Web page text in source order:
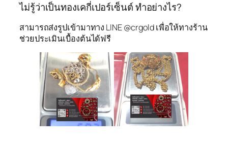
ไม่รู้ว่าเป็นทองเคกี่เปอร์เซ็นต์ ทำอย่างไร?
สามารถส่งรูปเข้ามาทาง LINE @crgold เพื่อให้ทางร้าน
ช่วยประเมินเบื้องต้นได้ฟรี